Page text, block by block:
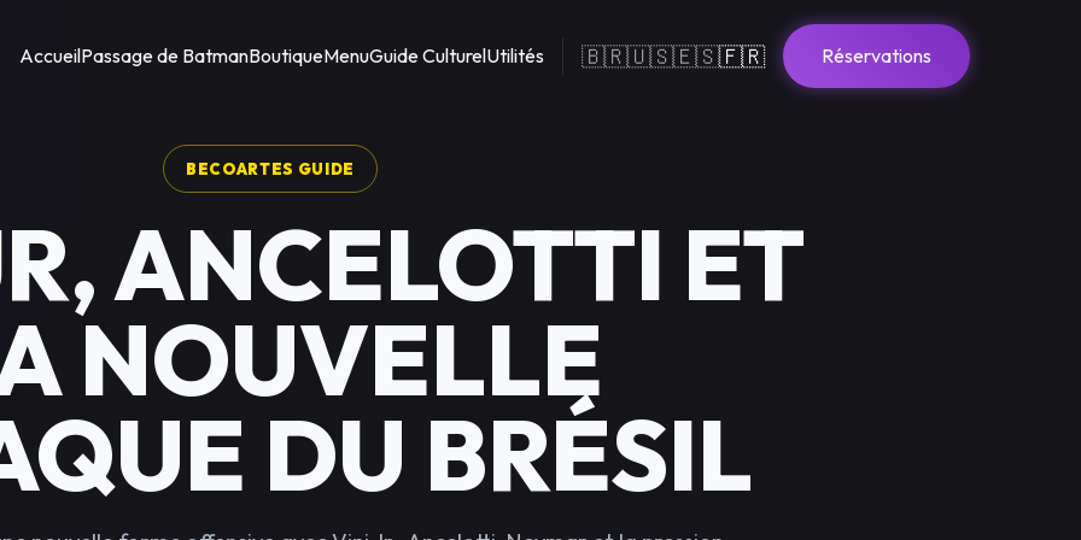
AccueilPassage de BatmanBoutiqueMenuGuide CulturelUtilités 🇧🇷🇺🇸🇪🇸🇫🇷 Réservations
BECOARTES GUIDE
ANCELOTTI ET
NOUVELLE
DU BRÉSIL